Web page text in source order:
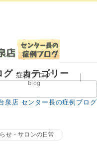
グ・カテゴリー
症例ブログ
blog
泉店 センター長の症例ブログ
せ・サロンの日常